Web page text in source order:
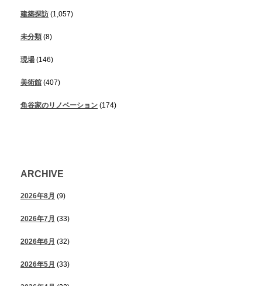
建築探訪 (1,057)
未分類 (8)
現場 (146)
美術館 (407)
角谷家のリノベーション (174)
ARCHIVE
2026年8月 (9)
2026年7月 (33)
2026年6月 (32)
2026年5月 (33)